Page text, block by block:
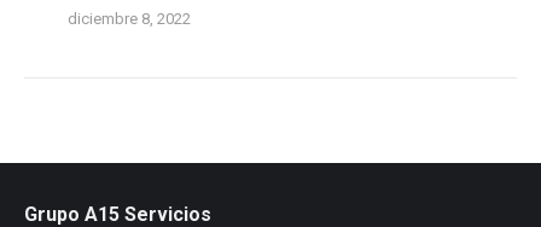
diciembre 8, 2022
Grupo A15 Servicios